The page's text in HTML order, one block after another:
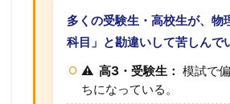
多くの受験生・高校生が、物
科目」と勘違いして苦しんで
⚠️ 高3・受験生： 模試で
ちになっている。